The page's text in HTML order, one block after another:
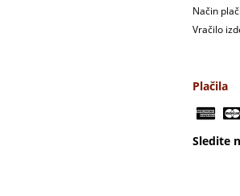
Način
Vračilo
Plačila
Sledite